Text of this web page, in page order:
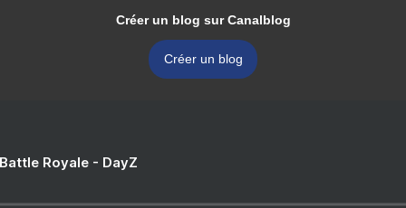
Créer un blog sur Canalblog
Créer un blog
Royale - DayZ